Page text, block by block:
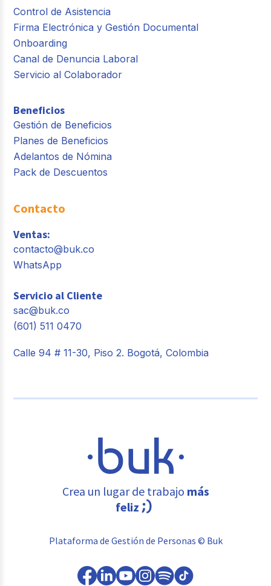
Control de Asistencia
Firma Electrónica y Gestión Documental
Onboarding
Canal de Denuncia Laboral
Servicio al Colaborador
Beneficios
Gestión de Beneficios
Planes de Beneficios
Adelantos de Nómina
Pack de Descuentos
Contacto
Ventas:
contacto@buk.co
WhatsApp
Servicio al Cliente
sac@buk.co
(601) 511 0470
Calle 94 # 11-30, Piso 2. Bogotá, Colombia
Crea un lugar de trabajo más
feliz
Plataforma de Gestión de Personas © Buk